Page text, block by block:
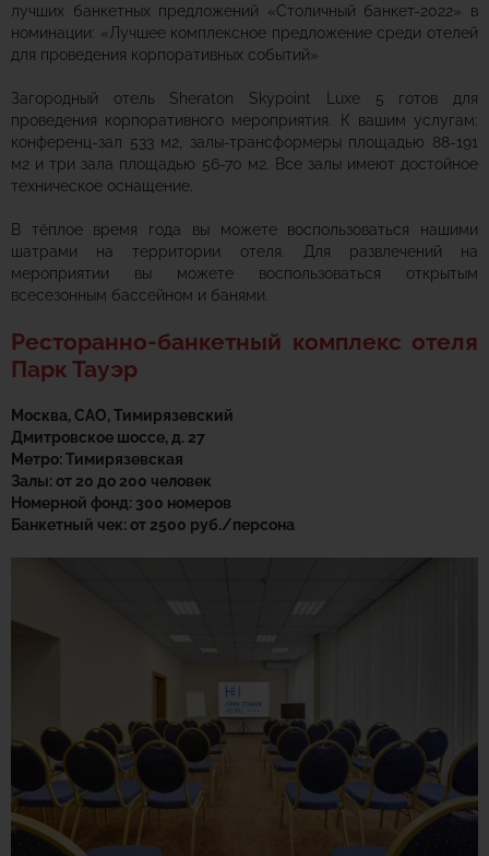
лучших банкетных предложений «Столичный банкет-2022» в
номинации: «Лучшее комплексное предложение среди отелей
для проведения корпоративных событий»
Загородный отель Sheraton Skypoint Luxe 5 готов для
проведения корпоративного мероприятия. К вашим услугам:
конференц-зал 533 м2, залы-трансформеры площадью 88-191
м2 и три зала площадью 56-70 м2. Все залы имеют достойное
техническое оснащение.
В тёплое время года вы можете воспользоваться нашими
шатрами на территории отеля. Для развлечений на
мероприятии вы можете воспользоваться открытым
всесезонным бассейном и банями.
Ресторанно-банкетный комплекс отеля
Парк Тауэр
Москва, САО, Тимирязевский
Дмитровское шоссе, д. 27
Метро: Тимирязевская
Залы: от 20 до 200 человек
Номерной фонд: 300 номеров
Банкетный чек: от 2500 руб./персона